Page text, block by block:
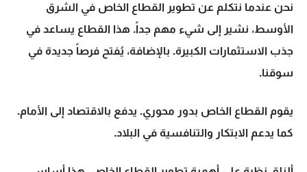
نحن عندما نتكلم عن تطوير القطاع الخاص في الشرق
الأوسط، نشير إلى شيء مهم جداً. هذا القطاع يساعد في
جذب الاستثمارات الكبيرة. بالإضافة، يُفتح فرصاً جديدة في
سوقنا.
يقوم القطاع الخاص بدور محوري. يدفع بالاقتصاد إلى الأمام.
كما يدعم الابتكار والتنافسية في البلاد.